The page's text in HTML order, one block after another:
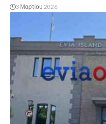
3 Μαρτίου 2026